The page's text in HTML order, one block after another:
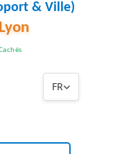
& Ville)
Lyon
FR